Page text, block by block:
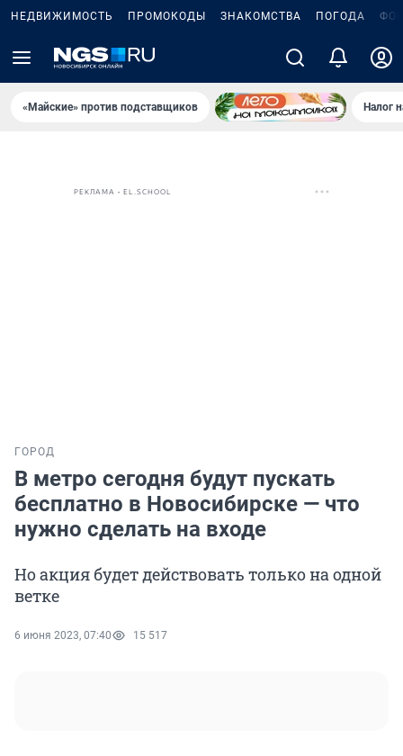
НЕДВИЖИМОСТЬ ПРОМОКОДЫ ЗНАКОМСТВА ПОГОДА
«Майские» против подставщиков Налог
РЕКЛАМА • EL.SCHOOL
ГОРОД
В метро сегодня будут пускать
бесплатно в Новосибирске — что
нужно сделать на входе
Но акция будет действовать только на одной
ветке
6 июня 2023, 07:40 15 517